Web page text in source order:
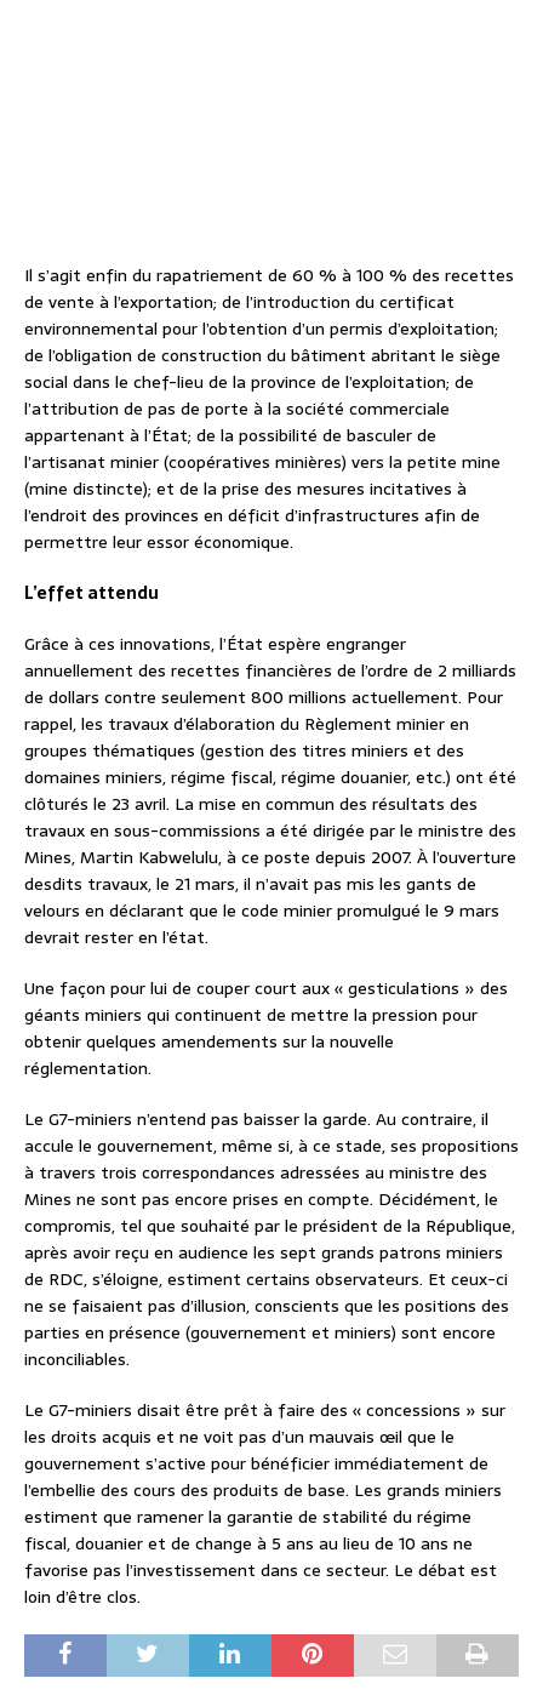
Il s’agit enfin du rapatriement de 60 % à 100 % des recettes
de vente à l’exportation; de l’introduction du certificat
environnemental pour l’obtention d’un permis d’exploitation;
de l’obligation de construction du bâtiment abritant le siège
social dans le chef-lieu de la province de l’exploitation; de
l’attribution de pas de porte à la société commerciale
appartenant à l’État; de la possibilité de basculer de
l’artisanat minier (coopératives minières) vers la petite mine
(mine distincte); et de la prise des mesures incitatives à
l’endroit des provinces en déficit d’infrastructures afin de
permettre leur essor économique.
L’effet attendu
Grâce à ces innovations, l’État espère engranger
annuellement des recettes financières de l’ordre de 2 milliards
de dollars contre seulement 800 millions actuellement. Pour
rappel, les travaux d’élaboration du Règlement minier en
groupes thématiques (gestion des titres miniers et des
domaines miniers, régime fiscal, régime douanier, etc.) ont été
clôturés le 23 avril. La mise en commun des résultats des
travaux en sous-commissions a été dirigée par le ministre des
Mines, Martin Kabwelulu, à ce poste depuis 2007. À l’ouverture
desdits travaux, le 21 mars, il n’avait pas mis les gants de
velours en déclarant que le code minier promulgué le 9 mars
devrait rester en l’état.
Une façon pour lui de couper court aux « gesticulations » des
géants miniers qui continuent de mettre la pression pour
obtenir quelques amendements sur la nouvelle
réglementation.
Le G7-miniers n’entend pas baisser la garde. Au contraire, il
accule le gouvernement, même si, à ce stade, ses propositions
à travers trois correspondances adressées au ministre des
Mines ne sont pas encore prises en compte. Décidément, le
compromis, tel que souhaité par le président de la République,
après avoir reçu en audience les sept grands patrons miniers
de RDC, s’éloigne, estiment certains observateurs. Et ceux-ci
ne se faisaient pas d’illusion, conscients que les positions des
parties en présence (gouvernement et miniers) sont encore
inconciliables.
Le G7-miniers disait être prêt à faire des « concessions » sur
les droits acquis et ne voit pas d’un mauvais œil que le
gouvernement s’active pour bénéficier immédiatement de
l’embellie des cours des produits de base. Les grands miniers
estiment que ramener la garantie de stabilité du régime
fiscal, douanier et de change à 5 ans au lieu de 10 ans ne
favorise pas l’investissement dans ce secteur. Le débat est
loin d’être clos.